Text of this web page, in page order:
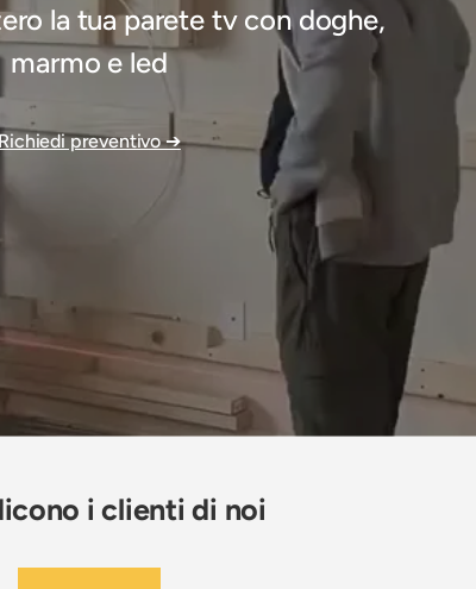
la tua parete tv con doghe,
marmo e led
Richiedi preventivo ➔
i clienti di noi